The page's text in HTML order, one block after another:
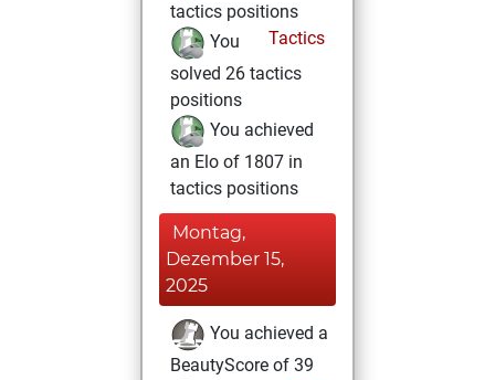
tactics positions
Tactics
You
solved 26 tactics
positions
You achieved
an Elo of 1807 in
tactics positions
Montag,
Dezember 15,
2025
You achieved a
BeautyScore of 39